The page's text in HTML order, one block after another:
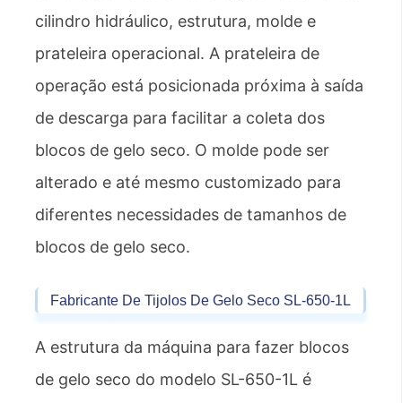
cilindro hidráulico, estrutura, molde e
prateleira operacional. A prateleira de
operação está posicionada próxima à saída
de descarga para facilitar a coleta dos
blocos de gelo seco. O molde pode ser
alterado e até mesmo customizado para
diferentes necessidades de tamanhos de
blocos de gelo seco.
Fabricante De Tijolos De Gelo Seco SL-650-1L
A estrutura da máquina para fazer blocos
de gelo seco do modelo SL-650-1L é